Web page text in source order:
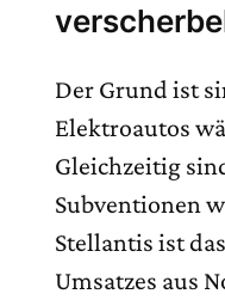
Der Grund ist
Elektroautos
Gleichzeitig
Subventionen
Stellantis ist
Umsatzes aus